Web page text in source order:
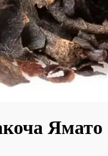
Ямато